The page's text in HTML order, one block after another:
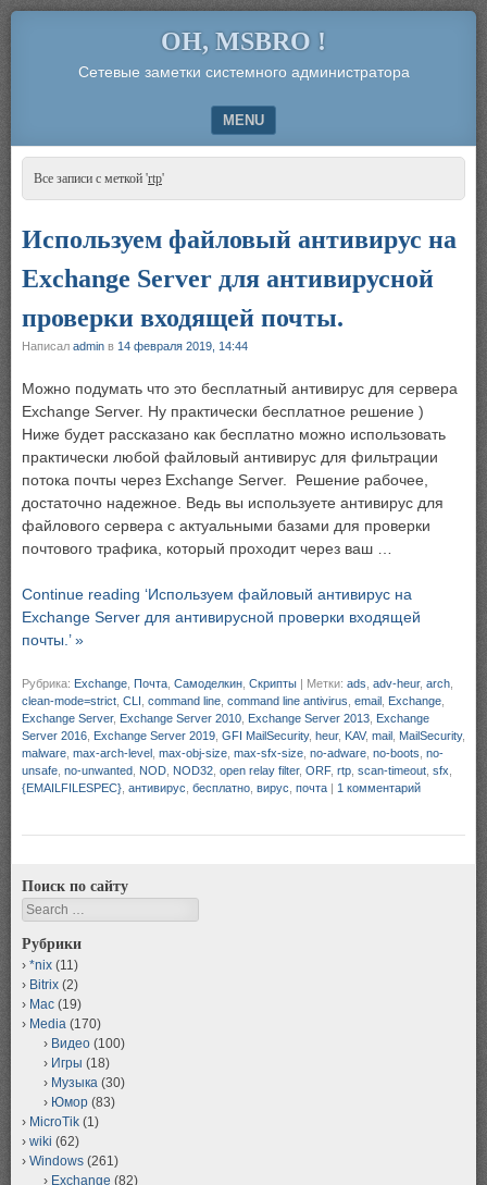
OH, MSBRO !
Сетевые заметки системного администратора
MENU
SKIP TO CONTENT
Все записи с меткой 'rtp'
Используем файловый антивирус на
Exchange Server для антивирусной
проверки входящей почты.
Написал admin в 14 февраля 2019, 14:44
Можно подумать что это бесплатный антивирус для сервера
Exchange Server. Ну практически бесплатное решение )
Ниже будет рассказано как бесплатно можно использовать
практически любой файловый антивирус для фильтрации
потока почты через Exchange Server. Решение рабочее,
достаточно надежное. Ведь вы используете антивирус для
файлового сервера с актуальными базами для проверки
почтового трафика, который проходит через ваш …
Continue reading ‘Используем файловый антивирус на
Exchange Server для антивирусной проверки входящей
почты.’ »
Рубрика: Exchange Почта Самоделкин Скрипты | Метки: ads adv-heur, arch
clean-mode=strict CLI command line command line antivirus email Exchange
Exchange Server, Exchange Server 2010 Exchange Server 2013 Exchange
Server 2016 Exchange Server 2019 GFI MailSecurity, heur, KAV, mail MailSecurity,
malware max-arch-level max-obj-size max-sfx-size no-adware no-boots no-
unsafe no-unwanted NOD NOD32 open relay filter, ORF, rtp scan-timeout sfx
{EMAILFILESPEC} антивирус бесплатно вирус почта | 1 комментарий
Поиск по сайту
Search
Рубрики
*nix (11)
Bitrix (2)
Mac (19)
Media (170)
Видео (100)
Игры (18)
Музыка (30)
Юмор (83)
MicroTik (1)
wiki (62)
Windows (261)
Exchange (82)